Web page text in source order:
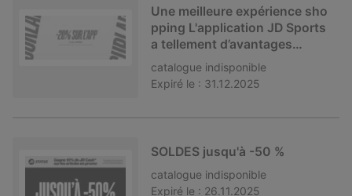
Une meilleure expérience sho
pping L'application JD Sports
a tellement d’avantages…
catalogue indisponible
Expiré le : 31.12.2025
SOLDES jusqu'à -50 %
catalogue indisponible
Expiré le : 26.11.2025